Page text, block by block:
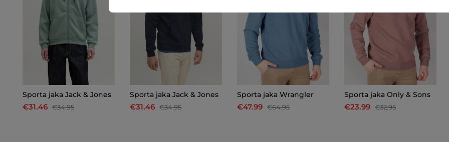
Sporta jaka Jack & Jones
€31.46 €34.95
Sporta jaka Jack & Jones
€31.46 €34.95
Sporta jaka Wrangler
€47.99 €64.95
Sporta jaka Only & Sons
€23.99 €32.95